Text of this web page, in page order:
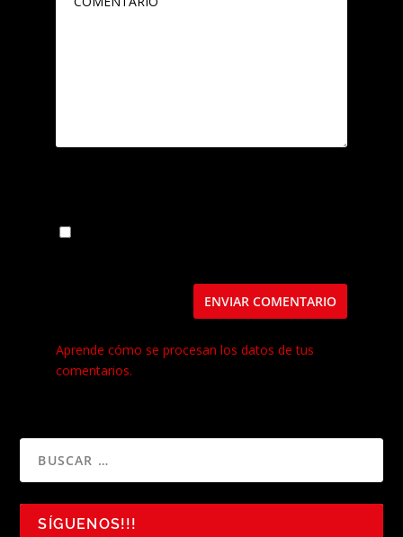
Aprende cómo se procesan los datos de tus
comentarios.
SÍGUENOS!!!